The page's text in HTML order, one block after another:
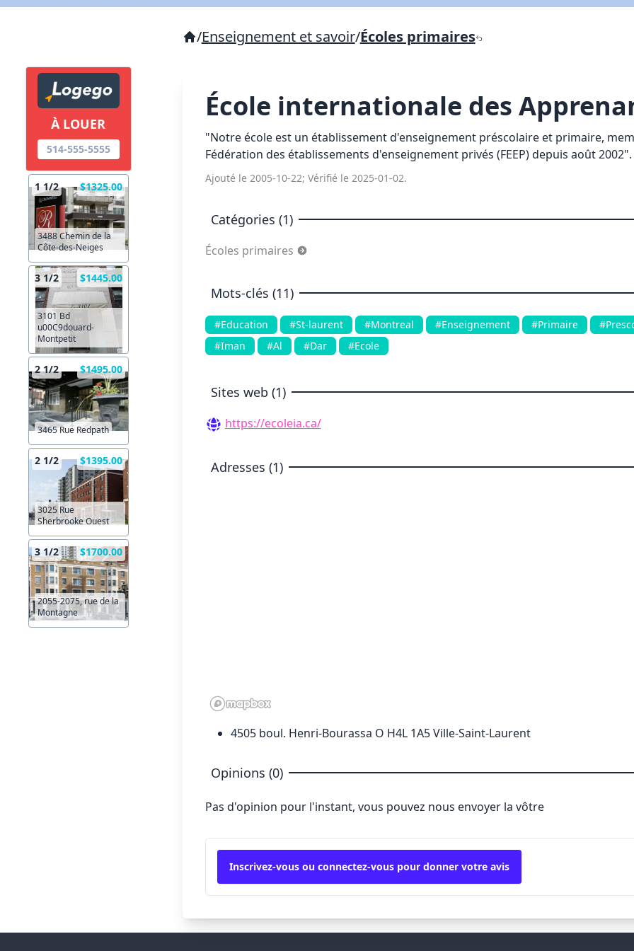
À LOUER
514-555-5555
1 1/2 $1325.00
3488 Chemin de la
Côte-des-Neiges
3 1/2 $1445.00
3101 Bd
u00C9douard-
Montpetit
2 1/2 $1495.00
3465 Rue Redpath
2 1/2 $1395.00
3025 Rue
Sherbrooke Ouest
3 1/2 $1700.00
2055-2075, rue de la
Montagne
/Enseignement et savoir/Écoles primaires
École internationale des
"Notre école est un établissement d'enseignement préscolaire et primaire,
Fédération des établissements d'enseignement privés (FEEP) depuis août 2002".
Ajouté le 2005-10-22; Vérifié le 2025-01-02.
Catégories (1)
Écoles primaires
Mots-clés (11)
#Education #St-laurent #Montreal #Enseignement #Primaire
#Iman
#Al #Dar #Ecole
Sites web (1)
https://ecoleia.ca/
Adresses (1)
4505 boul. Henri-Bourassa O H4L 1A5 Ville-Saint-Laurent
Opinions (0)
Pas d'opinion pour l'instant, vous pouvez nous envoyer la vôtre
Inscrivez-vous ou connectez-vous pour donner votre avis
Lien vers inscription (sera inclus dans courriel)
X Fermer